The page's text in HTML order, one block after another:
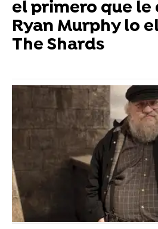
el primero que le
Ryan Murphy lo
The Shards